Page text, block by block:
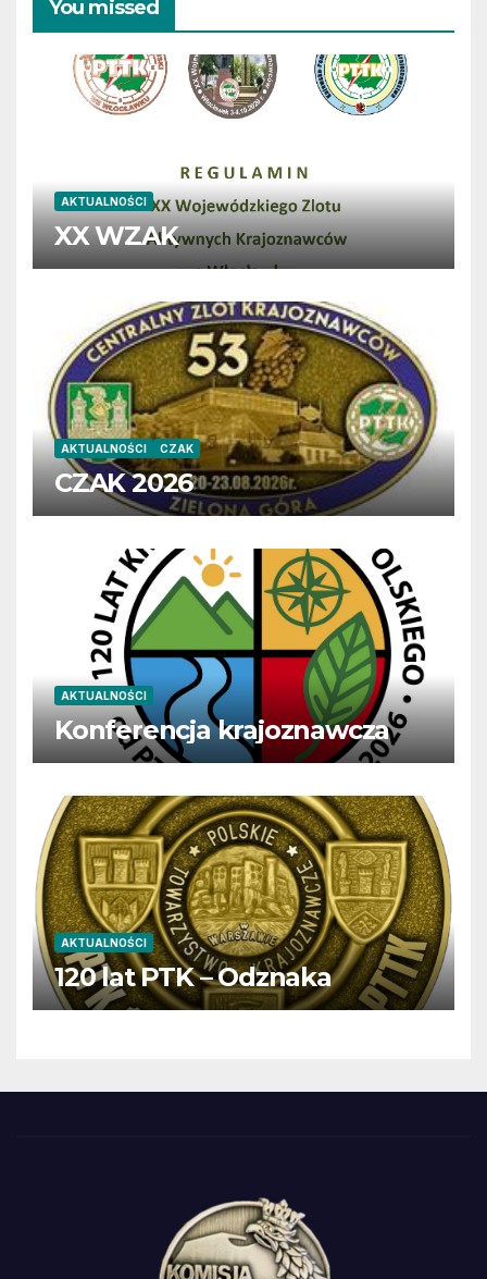
You missed
AKTUALNOŚCI
XX WZAK
AKTUALNOŚCI CZAK
CZAK 2026
AKTUALNOŚCI
Konferencja krajoznawcza
AKTUALNOŚCI
120 lat PTK – Odznaka